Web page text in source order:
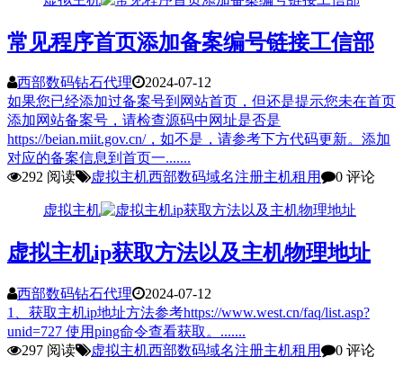
常见程序首页添加备案编号链接工信部
西部数码钻石代理
2024-07-12
如果您已经添加过备案号到网站首页，但还是提示您未在首页
添加网站备案号，请检查源码中网址是否是
https://beian.miit.gov.cn/，如不是，请参考下方代码更新。添加
对应的备案信息到首页一.......
292 阅读
虚拟主机西部数码域名注册主机租用 0 评论
虚拟主机
虚拟主机ip获取方法以及主机物理地址
西部数码钻石代理
2024-07-12
1、获取主机ip地址方法参考https://www.west.cn/faq/list.asp?
unid=727 使用ping命令查看获取。.......
297 阅读
虚拟主机西部数码域名注册主机租用 0 评论